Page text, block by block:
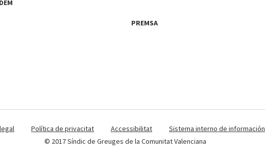
PREMSA
Política de privacitat Accessibilitat
Sistema interno de información
© 2017 Síndic de Greuges de la Comunitat Valenciana